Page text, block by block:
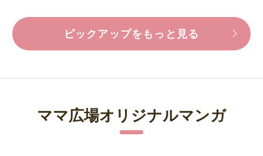
ピックアップをもっと見る
ママ広場オリジナルマンガ